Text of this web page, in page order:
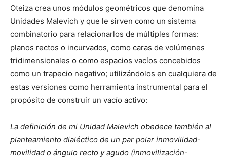
Oteiza crea unos módulos geométricos que denomina
Unidades Malevich y que le sirven como un sistema
combinatorio para relacionarlos de múltiples formas:
planos rectos o incurvados, como caras de volúmenes
tridimensionales o como espacios vacíos concebidos
como un trapecio negativo; utilizándolos en cualquiera de
estas versiones como herramienta instrumental para el
propósito de construir un vacío activo:
La definición de mi Unidad Malevich obedece también al
planteamiento dialéctico de un par polar inmovilidad-
movilidad o ángulo recto y agudo (inmovilización-